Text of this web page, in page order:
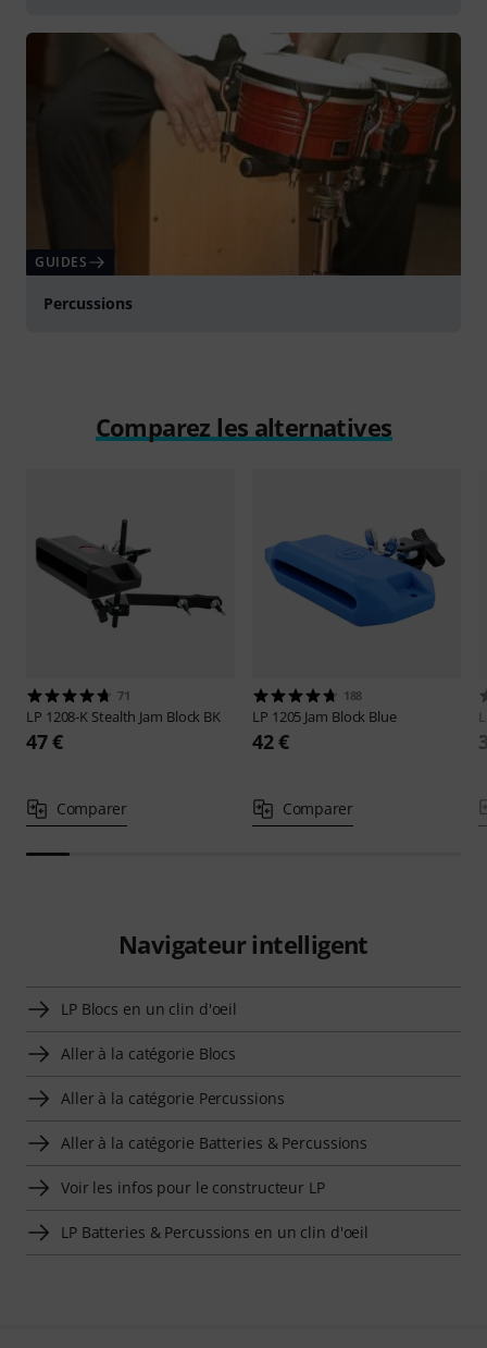
GUIDES
Percussions
Comparez les alternatives
71
LP 1208-K Stealth Jam Block BK
47 €
Comparer
188
LP 1205 Jam Block Blue
42 €
Comparer
Navigateur intelligent
LP Blocs en un clin d'oeil
Aller à la catégorie Blocs
Aller à la catégorie Percussions
Aller à la catégorie Batteries & Percussions
Voir les infos pour le constructeur LP
LP Batteries & Percussions en un clin d'oeil